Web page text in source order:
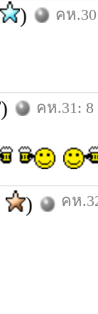
) คห
) คห.31:
) คห